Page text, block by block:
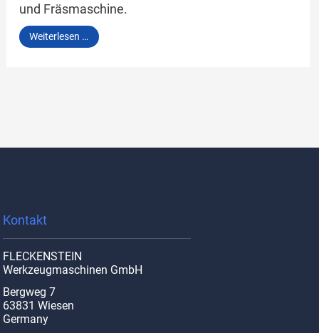
und Fräsmaschine.
Weiterlesen … WOTAN
Kontakt
FLECKENSTEIN
Werkzeugmaschinen GmbH
Bergweg 7
63831 Wiesen
Germany